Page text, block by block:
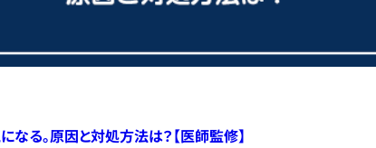
なる。原因と対処方法は？【医師監修】